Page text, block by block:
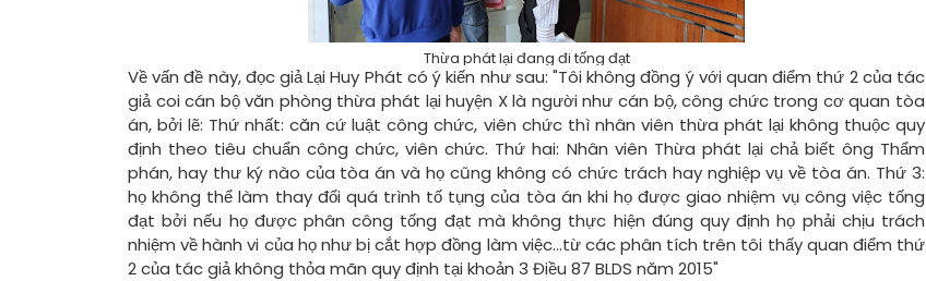
Thừa phát lại đang đi tống đạt
Về vấn đề này, đọc giả Lại Huy Phát có ý kiến như sau: "Tôi không đồng ý với quan điểm thứ 2 của tác
giả coi cán bộ văn phòng thừa phát lại huyện X là người như cán bộ, công chức trong cơ quan tòa
án, bởi lẽ: Thứ nhất: căn cứ luật công chức, viên chức thì nhân viên thừa phát lại không thuộc quy
định theo tiêu chuẩn công chức, viên chức. Thứ hai: Nhân viên Thừa phát lại chả biết ông Thẩm
phán, hay thư ký nào của tòa án và họ cũng không có chức trách hay nghiệp vụ về tòa án. Thứ 3:
họ không thể làm thay đổi quá trình tố tụng của tòa án khi họ được giao nhiệm vụ công việc tống
đạt bởi nếu họ được phân công tống đạt mà không thực hiện đúng quy định họ phải chịu trách
nhiệm về hành vi của họ như bị cắt hợp đồng làm việc…từ các phân tích trên tôi thấy quan điểm thứ
2 của tác giả không thỏa mãn quy định tại khoản 3 Điều 87 BLDS năm 2015"